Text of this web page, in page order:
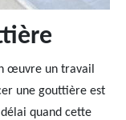
œuvre un travail
une gouttière est
quand cette